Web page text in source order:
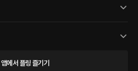
앱에서 플링 즐기기